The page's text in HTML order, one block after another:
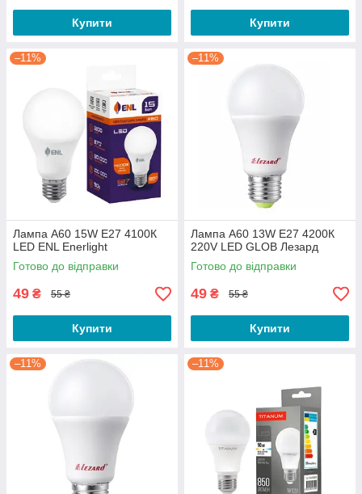
Купити Купити
–11%
Лампа A60 15W E27 4100К
LED ENL Enerlight
Готово до відправки
49 ₴ 55 ₴
Купити
–11%
Лампа A60 13W E27 4200К
220V LED GLOB Лезард
Готово до відправки
49 ₴ 55 ₴
Купити
–11% –11%